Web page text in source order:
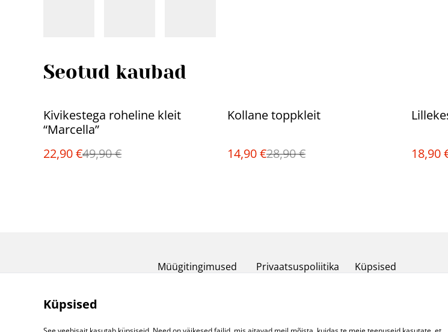
Seotud kaubad
%
Kivikestega roheline kleit
“Marcella”
22,90 €49,90 €
%
Kollane toppkleit
14,90 €28,90 €
%
18,90
Müügitingimused Privaatsuspoliitika Küpsised
Küpsised